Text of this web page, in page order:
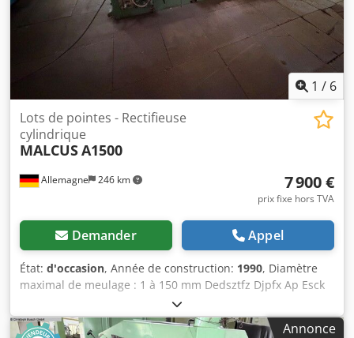
(L x l x H) - Poids au transport [kg] : 4000 kg - Colis
transport [pcs] : 1 Informations financières TVA : Le prix
indiqué s’entend hors TVA TVA/taxe sur la marge : TVA
récupérable pour professionnels Livraison et reprise
possibles à tout moment pour tout matériel industriel
Lukas van Rossum
1 / 6
Allemagne 246 km
Lots de pointes - Rectifieuse
cylindrique
MALCUSA1500
7 900 €
prix fixe hors TVA
Demander Appel
État: d'occasion, Année de construction: 1990, Diamètre
maximal de meulage : 1 à 150 mm Dedsztfz Djpfx Ap Esck
Largeur des disques de référence : 100 à 200 mm Poids : 5
tonnes
Annonce